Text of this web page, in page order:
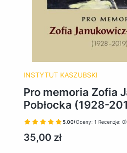
INSTYTUT KASZUBSKI
Pro memoria Zofia
Pobłocka (1928-
5.00(Oceny: 1 Recenzje: 0)
Cena
35,00 zł